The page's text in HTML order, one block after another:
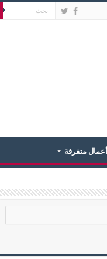
أعمال متفرقة